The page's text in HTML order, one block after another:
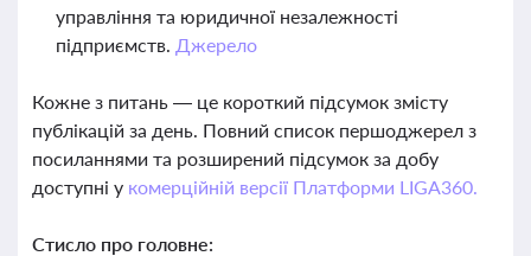
управління та юридичної незалежності
підприємств. Джерело
Кожне з питань — це короткий підсумок змісту
публікацій за день. Повний список першоджерел з
посиланнями та розширений підсумок за добу
доступні у комерційній версії Платформи LIGA360.
Стисло про головне: